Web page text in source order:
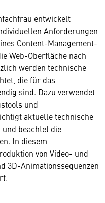
entwickelt
Anforderungen
Content-Management-
Web-Oberfläche nach
werden technische
die für das
sind. Dazu verwendet
und
aktuelle technische
beachtet die
In diesem
von Video- und
3D-Animationssequenzen